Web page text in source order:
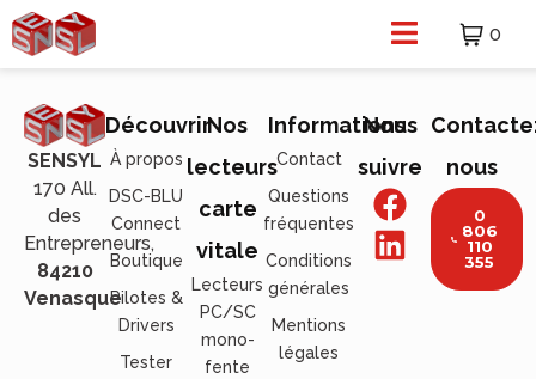
0
SENSYL
170 All.
des
Entrepreneurs,
84210
Venasque
Découvrir
À propos
DSC-BLU
Connect
Boutique
Pilotes &
Drivers
Tester
Nos
lecteurs
carte
vitale
Lecteurs
PC/SC
mono-
fente
Informations
Contact
Questions
fréquentes
Conditions
générales
Mentions
légales
Nous
suivre
nous
0
806
110
355